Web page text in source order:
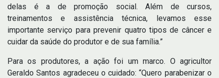
delas é a de promoção social. Além de cursos,
treinamentos e assistência técnica, levamos esse
importante serviço para prevenir quatro tipos de câncer e
cuidar da saúde do produtor e de sua família.”
Para os produtores, a ação foi um marco. O agricultor
Geraldo Santos agradeceu o cuidado: “Quero parabenizar o